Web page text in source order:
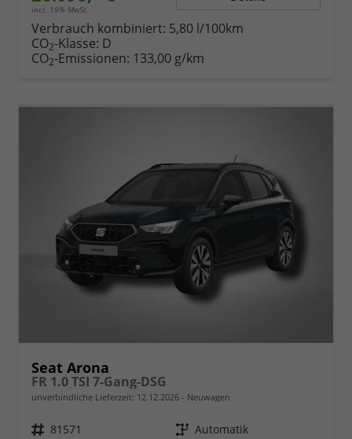
incl. 19% MwSt.
Verbrauch kombiniert: 5,80 l/100km
CO2-Klasse: D
CO2-Emissionen: 133,00 g/km
Seat Arona
FR 1.0 TSI 7-Gang-DSG
unverbindliche Lieferzeit: 12.12.2026 Neuwagen
Fahrzeugnr. 81571 Getriebe Automatik